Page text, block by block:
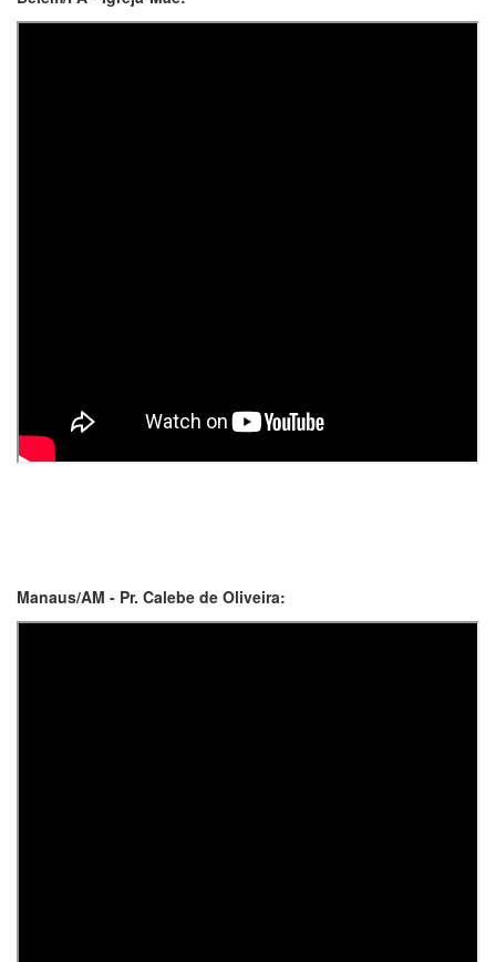
Manaus/AM - Pr. Calebe de Oliveira: